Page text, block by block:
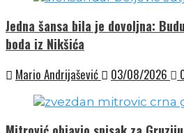
Jedna šansa bila je dovoljna:
boda iz Nikšića
Mario Andrijašević 03/08/2026